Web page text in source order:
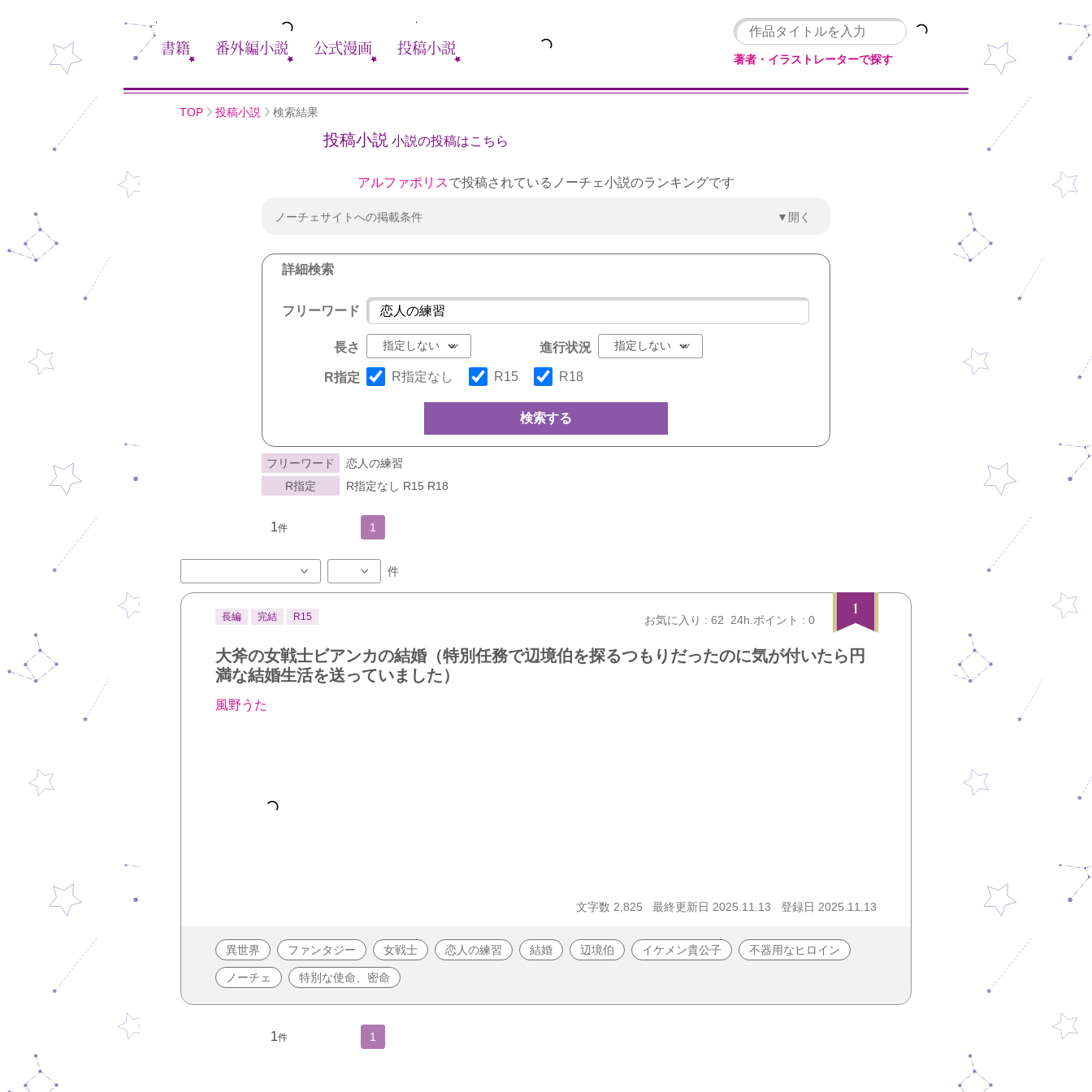
書籍 番外編小説 公式漫画 投稿小説
著者・イラストレーターで探す
TOP 投稿小説 検索結果
投稿小説 小説の投稿はこちら
アルファポリスで投稿されているノーチェ小説のランキングです
ノーチェサイトへの掲載条件 ▼開く
詳細検索
フリーワード
長さ 進行状況
R指定 R指定なし R15 R18
検索する
フリーワード
恋人の練習
R指定
R指定なし R15 R18
1件 1
件
1
長編 完結 R15 お気に入り : 62 24h.ポイント : 0
大斧の女戦士ビアンカの結婚（特別任務で辺境伯を探るつもりだったのに気が付いたら円
満な結婚生活を送っていました）
風野うた
文字数 2,825 最終更新日 2025.11.13 登録日 2025.11.13
異世界 ファンタジー 女戦士 恋人の練習 結婚 辺境伯 イケメン貴公子 不器用なヒロイン
ノーチェ 特別な使命、密命
1件 1